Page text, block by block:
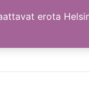
erota